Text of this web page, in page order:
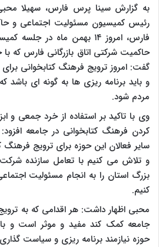
به گزارش سینا پرس فارس، سهیلا
رئیس کمیسیون مسئولیت اجتماعی و
فارس، امروز ۱۴ بهمن ماه در
حاکمیت شرکتی اتاق بازرگانی فارس که
گفت: امروز ترویج فرهنگ کتابخوانی
و باید برنامه ریزی ها به گونه ای باشد
مردم شود.
وی با تاکید بر استفاده از خرد جمعی و
کردن فرهنگ کتابخوانی در جامعه افزود:
سایر فعالان این حوزه برای ترویج
و تلاش می کنیم با تعامل سازنده
بزرگ استان را به انجام مسئولیت
کنیم.
محبی اظهار داشت: هر اقدامی که به
جامعه کمک کند مفید و موثر است و
حوزه نیازمند برنامه ریزی و سیاست